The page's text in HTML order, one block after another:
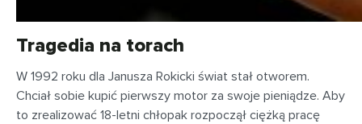
Tragedia na torach
W 1992 roku dla Janusza Rokicki świat stał otworem.
Chciał sobie kupić pierwszy motor za swoje pieniądze. Aby
to zrealizować 18-letni chłopak rozpoczął ciężką pracę